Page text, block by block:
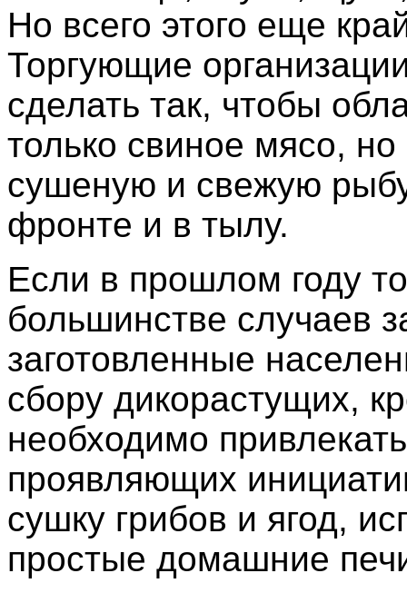
Но всего этого еще
Торгующие
сделать так, чтобы
только свиное мясо,
сушеную и свежую
фронте и в тылу.
Если в прошлом году
большинстве случаев
заготовленные
сбору дикорастущих,
необходимо
проявляющих
сушку грибов и ягод,
простые домашние